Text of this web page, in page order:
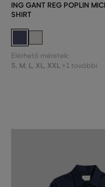
ING GANT REG POPLIN
SHIRT
Elérhető méretek:
S, M, L, XL, XXL +1 további